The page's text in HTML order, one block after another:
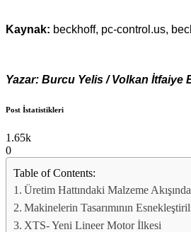
Kaynak: beckhoff, pc-control.us,
Yazar: Burcu Yelis / Volkan İtfaiye
Post İstatistikleri
1.65k
0
Table of Contents:
Üretim Hattındaki Malzeme
Makinelerin Tasarımının
XTS- Yeni Lineer Motor İlkesi